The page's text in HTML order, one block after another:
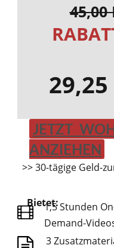
45,00
JETZT
ANZIEHEN
>> 30-tägige Geld-
Bietet:1,5 Stunden
Demand-
3